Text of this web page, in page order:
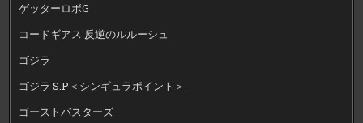
ゲッターロボG
コードギアス 反逆のルルーシュ
ゴジラ
ゴジラ S.P＜シンギュラポイント＞
ゴーストバスターズ